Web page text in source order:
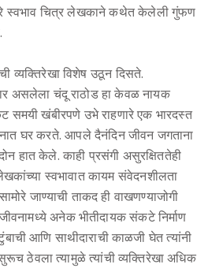
स्वभाव चित्र लेखकाने कथेत केलेली गुंफण
व्यक्तिरेखा विशेष उठून दिसते.
असलेला चंदू राठोड हा केवळ नायक
समयी खंबीरपणे उभे राहणारे एक भारदस्त
घर करते. आपले दैनंदिन जीवन जगताना
हात केले. काही प्रसंगी असुरक्षिततेही
स्वभावात कायम संवेदनशीलता
जाण्याची ताकद ही वाखणण्याजोगी
अनेक भीतीदायक संकटे निर्माण
आणि साथीदाराची काळजी घेत त्यांनी
ठेवला त्यामुळे त्यांची व्यक्तिरेखा अधिक